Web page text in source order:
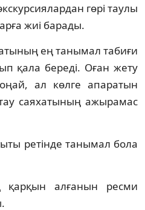
гөрі таулы
жиі барады.
ең танымал табиғи
қала береді. Оған жету
ал көлге апаратын
саяхатының ажырамас
ретінде танымал бола
қарқын алғанын ресми